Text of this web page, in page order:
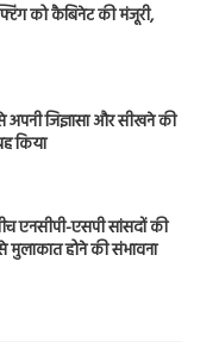
को कैबिनेट की मंजूरी,
से अपनी जिज्ञासा और सीखने की
किया
एनसीपी-एसपी सांसदों की
मुलाकात होने की संभावना